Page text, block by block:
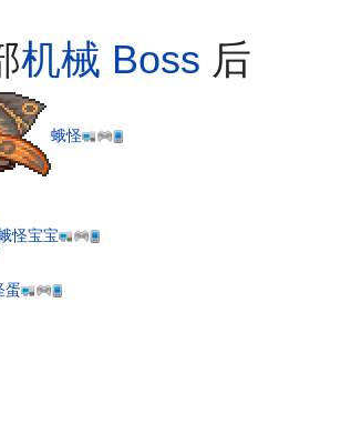
机械 Boss 后
蛾怪
怪宝宝
蛋